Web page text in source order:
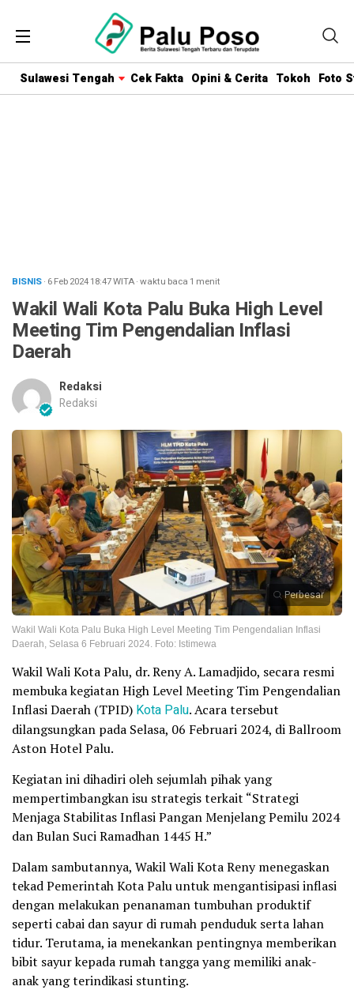
Sulawesi Tengah Cek Fakta Opini & Cerita Tokoh Foto
BISNIS· 6 Feb 202418:47WITA·waktu baca 1 menit
Wakil Wali Kota Palu Buka High Level
Meeting Tim Pengendalian Inflasi
Daerah
Redaksi
Redaksi
Perbesar
Wakil Wali Kota Palu Buka High Level Meeting Tim Pengendalian Inflasi
Daerah, Selasa 6 Februari 2024. Foto: Istimewa
Wakil Wali Kota Palu, dr. Reny A. Lamadjido, secara resmi
membuka kegiatan High Level Meeting Tim Pengendalian
Inflasi Daerah (TPID) Kota Palu. Acara tersebut
dilangsungkan pada Selasa, 06 Februari 2024, di Ballroom
Aston Hotel Palu.
Kegiatan ini dihadiri oleh sejumlah pihak yang
mempertimbangkan isu strategis terkait “Strategi
Menjaga Stabilitas Inflasi Pangan Menjelang Pemilu 2024
dan Bulan Suci Ramadhan 1445 H.”
Dalam sambutannya, Wakil Wali Kota Reny menegaskan
tekad Pemerintah Kota Palu untuk mengantisipasi inflasi
dengan melakukan penanaman tumbuhan produktif
seperti cabai dan sayur di rumah penduduk serta lahan
tidur. Terutama, ia menekankan pentingnya memberikan
bibit sayur kepada rumah tangga yang memiliki anak-
anak yang terindikasi stunting.